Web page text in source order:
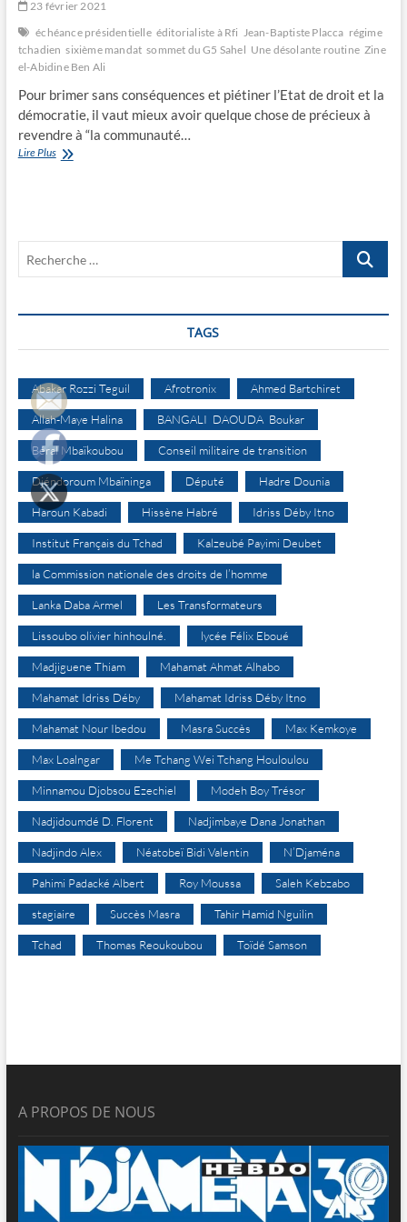
23 février 2021
échéance présidentielle éditorialiste à Rfi Jean-Baptiste Placca régime
tchadien sixième mandat sommet du G5 Sahel Une désolante routine Zine
el-Abidine Ben Ali
Pour brimer sans conséquences et piétiner l’Etat de droit et la
démocratie, il vaut mieux avoir quelque chose de précieux à
revendre à “la communauté…
Lire PlusUne
Recherche
TAGS
Abakar Rozzi Teguil Afrotronix Ahmed Bartchiret
Allah-Maye Halina BANGALI DAOUDA Boukar
Béral Mbaïkoubou Conseil militaire de transition
Djéndoroum Mbaïninga Député Hadre Dounia
Haroun Kabadi Hissène Habré Idriss Déby Itno
Institut Français du Tchad Kalzeubé Payimi Deubet
la Commission nationale des droits de l’homme
Lanka Daba Armel Les Transformateurs
Lissoubo olivier hinhoulné. lycée Félix Eboué
Madjiguene Thiam Mahamat Ahmat Alhabo
Mahamat Idriss Déby Mahamat Idriss Déby Itno
Mahamat Nour Ibedou Masra Succès Max Kemkoye
Max Loalngar Me Tchang Wei Tchang Houloulou
Minnamou Djobsou Ezechiel Modeh Boy Trésor
Nadjidoumdé D. Florent Nadjimbaye Dana Jonathan
Nadjindo Alex Néatobeï Bidi Valentin N’Djaména
Pahimi Padacké Albert Roy Moussa Saleh Kebzabo
stagiaire Succès Masra Tahir Hamid Nguilin
Tchad Thomas Reoukoubou Toïdé Samson
A PROPOS DE NOUS